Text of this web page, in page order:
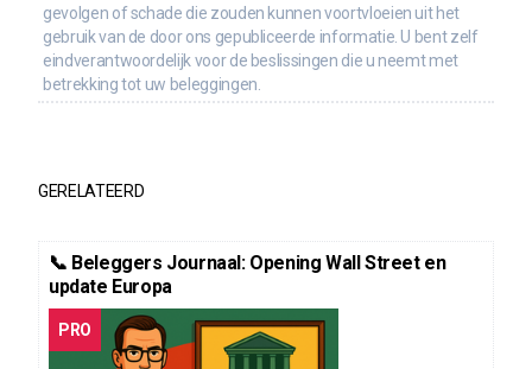
gevolgen of schade die zouden kunnen voortvloeien uit het
gebruik van de door ons gepubliceerde informatie. U bent zelf
eindverantwoordelijk voor de beslissingen die u neemt met
betrekking tot uw beleggingen.
GERELATEERD
📞 Beleggers Journaal: Opening Wall Street en
update Europa
PRO